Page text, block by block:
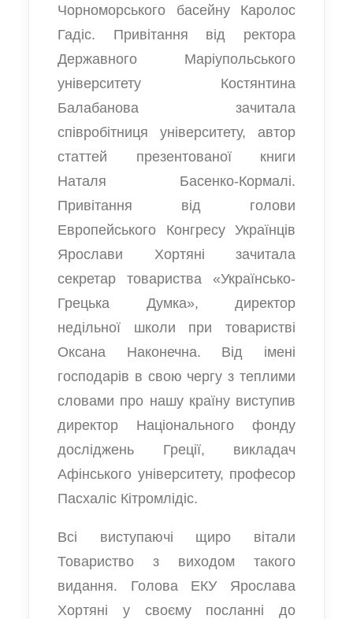
Чорноморського басейну Каролос
Гадіс. Привітання від ректора
Державного Маріупольського
університету Костянтина
Балабанова зачитала
співробітниця університету, автор
статтей презентованої книги
Наталя Басенко-Кормалі.
Привітання від голови
Европейського Конгресу Українців
Ярослави Хортяні зачитала
секретар товариства «Українсько-
Грецька Думка», директор
недільної школи при товаристві
Оксана Наконечна. Від імені
господарів в свою чергу з теплими
словами про нашу країну виступив
директор Національного фонду
досліджень Греції, викладач
Афінського університету, професор
Пасхаліс Кітромлідіс.
Всі виступаючі щиро вітали
Товариство з виходом такого
видання. Голова ЕКУ Ярослава
Хортяні у своєму посланні до